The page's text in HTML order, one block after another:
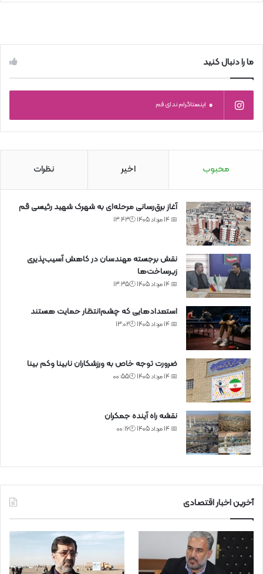
ما را دنبال کنید
0 اینستاگرام ندای قم
محبوب اخیر نظرات
آغاز برق‌رسانی مرحله‌ای به شهرک شهید رئیسی قم
📅 14 مرداد 1405 🕙13:43
نقش برجسته مهندسان در کاهش آسیب‌پذیری
زیرساخت‌ها
📅 14 مرداد 1405 🕙13:35
استعدادهایی که چشم‌انتظار حمایت هستند
📅 14 مرداد 1405 🕙13:02
ضرورت توجه خاص به ورزشکاران نابینا وکم بینا
📅 14 مرداد 1405 🕙00:55
نقشه راه آینده جمکران
📅 14 مرداد 1405 🕙00:16
آخرین اخبار اقتصادی